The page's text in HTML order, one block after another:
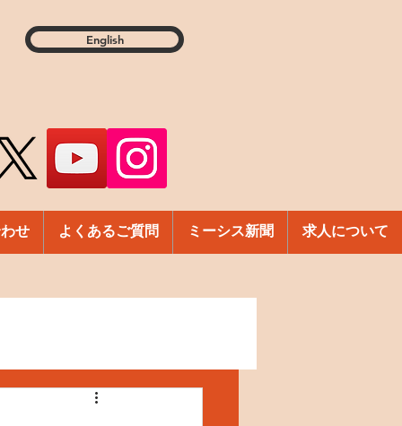
English
せ よくあるご質問 ミーシス新聞 求人について